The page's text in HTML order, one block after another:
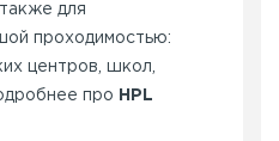
для
проходимостью:
центров, школ,
про
HPL